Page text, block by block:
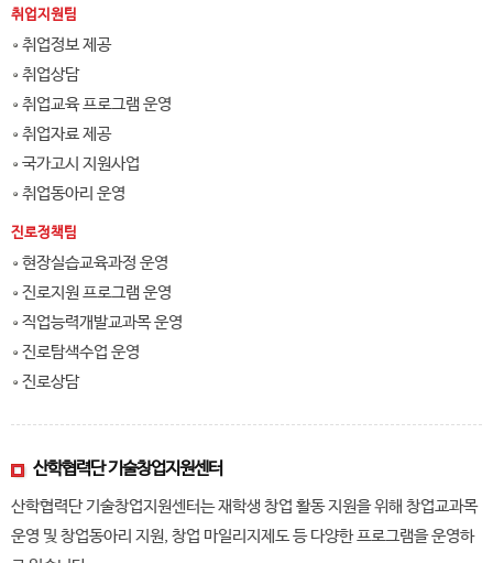
취업지원팀
취업정보 제공
취업상담
취업교육 프로그램 운영
취업자료 제공
국가고시 지원사업
취업동아리 운영
진로정책팀
현장실습교육과정 운영
진로지원 프로그램 운영
직업능력개발교과목 운영
진로탐색수업 운영
진로상담
산학협력단 기술창업지원센터
산학협력단 기술창업지원센터는 재학생 창업 활동 지원을 위해 창업교과목
운영 및 창업동아리 지원, 창업 마일리지제도 등 다양한 프로그램을 운영하